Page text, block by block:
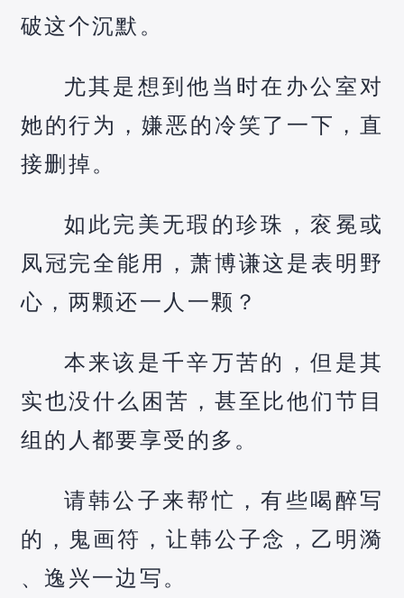
破这个沉默。
尤其是想到他当时在办公室对
她的行为，嫌恶的冷笑了一下，直
接删掉。
如此完美无瑕的珍珠，衮冕或
凤冠完全能用，萧博谦这是表明野
心，两颗还一人一颗？
本来该是千辛万苦的，但是其
实也没什么困苦，甚至比他们节目
组的人都要享受的多。
请韩公子来帮忙，有些喝醉写
的，鬼画符，让韩公子念，乙明漪
、逸兴一边写。